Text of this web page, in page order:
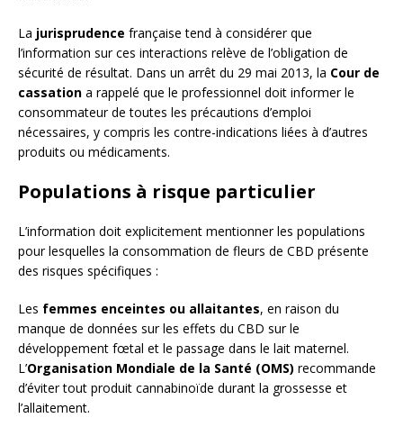
La jurisprudence française tend à considérer que
l’information sur ces interactions relève de l’obligation de
sécurité de résultat. Dans un arrêt du 29 mai 2013, la Cour de
cassation a rappelé que le professionnel doit informer le
consommateur de toutes les précautions d’emploi
nécessaires, y compris les contre-indications liées à d’autres
produits ou médicaments.
Populations à risque particulier
L’information doit explicitement mentionner les populations
pour lesquelles la consommation de fleurs de CBD présente
des risques spécifiques :
Les femmes enceintes ou allaitantes, en raison du
manque de données sur les effets du CBD sur le
développement fœtal et le passage dans le lait maternel.
L’Organisation Mondiale de la Santé (OMS) recommande
d’éviter tout produit cannabinoïde durant la grossesse et
l’allaitement.